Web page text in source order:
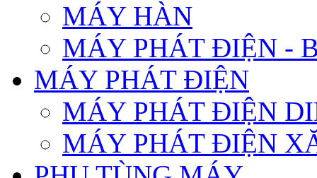
MÁY HÀN
MÁY PHÁT ĐIỆN -
MÁY PHÁT ĐIỆN
MÁY PHÁT ĐIỆN
MÁY PHÁT ĐIỆN